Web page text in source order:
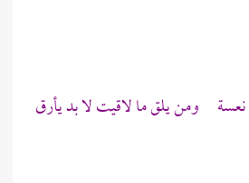
ومن يلق ما لاقيت لا بد يأرق